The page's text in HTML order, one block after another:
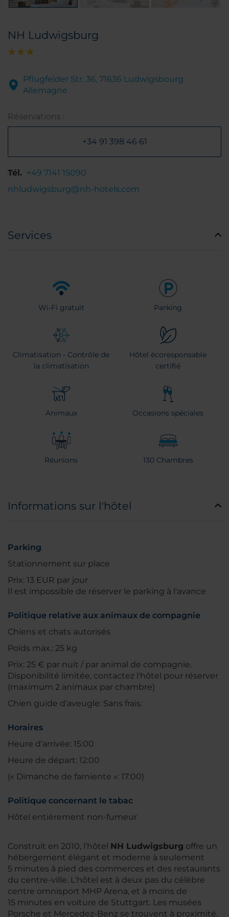
NH Ludwigsburg
Pflugfelder Str. 36, 71636 Ludwigsbourg
Allemagne
Réservations :
+34 91 398 46 61
Tél. +49 7141 15090
nhludwigsburg@nh-hotels.com
Services
Wi-Fi gratuit Parking
Climatisation - Contrôle de
la climatisation
Hôtel écoresponsable
certifié
Animaux Occasions spéciales
Réunions 130 Chambres
Informations sur l'hôtel
Parking
Stationnement sur place
Prix: 13 EUR par jour
Il est impossible de réserver le parking à l'avance
Politique relative aux animaux de compagnie
Chiens et chats autorisés
Poids max.: 25 kg
Prix: 25 € par nuit / par animal de compagnie.
Disponibilité limitée, contactez l'hôtel pour réserver
(maximum 2 animaux par chambre)
Chien guide d’aveugle: Sans frais.
Horaires
Heure d’arrivée: 15:00
Heure de départ: 12:00
(« Dimanche de farniente »: 17:00)
Politique concernant le tabac
Hôtel entièrement non-fumeur
Construit en 2010, l'hôtel NH Ludwigsburg offre un
hébergement élégant et moderne à seulement
5 minutes à pied des commerces et des restaurants
du centre-ville. L'hôtel est à deux pas du célèbre
centre omnisport MHP Arena, et à moins de
15 minutes en voiture de Stuttgart. Les musées
Porsche et Mercedez-Benz se trouvent à proximité.